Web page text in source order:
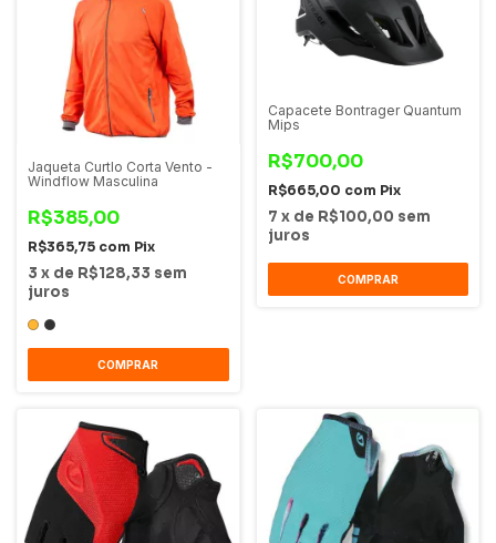
Jaqueta Curtlo Corta Vento -
Windflow Masculina
R$385,00
R$365,75 com Pix
3 x de R$128,33 sem
juros
COMPRAR
Capacete Bontrager Quantum
Mips
R$700,00
R$665,00 com Pix
7 x de R$100,00 sem
juros
COMPRAR